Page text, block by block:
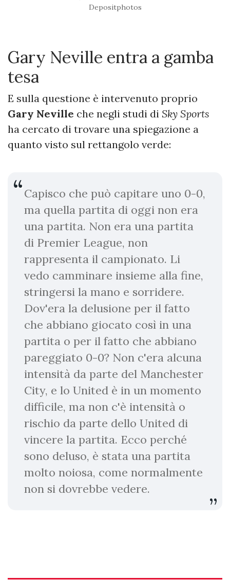
Depositphotos
Gary Neville entra a gamba
tesa
E sulla questione è intervenuto proprio
Gary Neville che negli studi di Sky Sports
ha cercato di trovare una spiegazione a
quanto visto sul rettangolo verde:
Capisco che può capitare uno 0-0,
ma quella partita di oggi non era
una partita. Non era una partita
di Premier League, non
rappresenta il campionato. Li
vedo camminare insieme alla fine,
stringersi la mano e sorridere.
Dov'era la delusione per il fatto
che abbiano giocato così in una
partita o per il fatto che abbiano
pareggiato 0-0? Non c'era alcuna
intensità da parte del Manchester
City, e lo United è in un momento
difficile, ma non c'è intensità o
rischio da parte dello United di
vincere la partita. Ecco perché
sono deluso, è stata una partita
molto noiosa, come normalmente
non si dovrebbe vedere.